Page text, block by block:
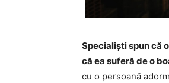
Specialiști spun că
că ea suferă de o
cu o persoană